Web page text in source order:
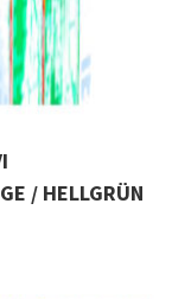
/ HELLGRÜN